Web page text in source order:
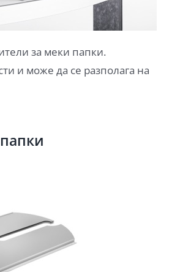
за меки папки.
и може да се разполага на